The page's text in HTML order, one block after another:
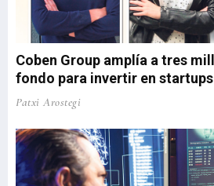
Coben Group amplía a tres
fondo para invertir en
Patxi Arostegi